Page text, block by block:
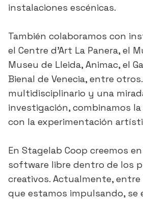
instalaciones escénicas.
También colaboramos con
el Centre d’Art La Panera, el
Museu de Lleida, Animac, el
Bienal de Venecia, entre
multidisciplinario y una
investigación, combinamos
con la experimentación
En Stagelab Coop creemos
software libre dentro de los
creativos. Actualmente,
que estamos impulsando, se